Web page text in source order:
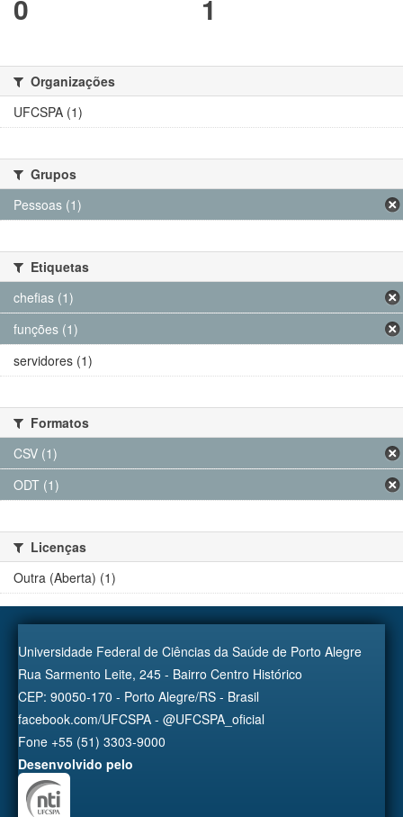
0 1
Organizações
UFCSPA (1)
Grupos
Pessoas (1)
Etiquetas
chefias (1)
funções (1)
servidores (1)
Formatos
CSV (1)
ODT (1)
Licenças
Outra (Aberta) (1)
Universidade Federal de Ciências da Saúde de Porto Alegre
Rua Sarmento Leite, 245 - Bairro Centro Histórico
CEP: 90050-170 - Porto Alegre/RS - Brasil
facebook.com/UFCSPA - @UFCSPA_oficial
Fone +55 (51) 3303-9000
Desenvolvido pelo